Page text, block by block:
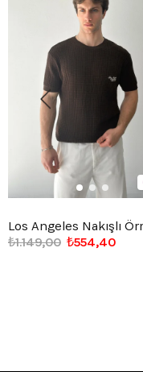
₺554,40
₺1.149,00